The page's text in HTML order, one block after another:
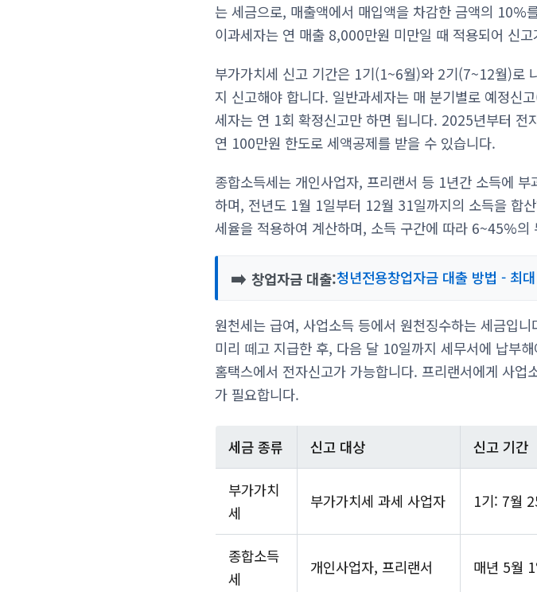
는 세금으로, 매출액에서 매입액을 차감한 금액의 10%
이과세자는 연 매출 8,000만원 미만일 때 적용되어 신
부가가치세 신고 기간은 1기(1~6월)와 2기(7~12월)로
지 신고해야 합니다. 일반과세자는 매 분기별로 예정
세자는 연 1회 확정신고만 하면 됩니다. 2025년부터 전
연 100만원 한도로 세액공제를 받을 수 있습니다.
종합소득세는 개인사업자, 프리랜서 등 1년간 소득에
하며, 전년도 1월 1일부터 12월 31일까지의 소득을 합
세율을 적용하여 계산하며, 소득 구간에 따라 6~45%의
➡️ 창업자금 대출:청년전용창업자금 대출 방법 - 최
원천세는 급여, 사업소득 등에서 원천징수하는 세금입
미리 떼고 지급한 후, 다음 달 10일까지 세무서에 납부
홈택스에서 전자신고가 가능합니다. 프리랜서에게 사
가 필요합니다.
세금 종류 신고 대상 신고 기간
부가가치
세
부가가치세 과세 사업자 1기: 7월
종합소득
세
개인사업자, 프리랜서 매년 5월